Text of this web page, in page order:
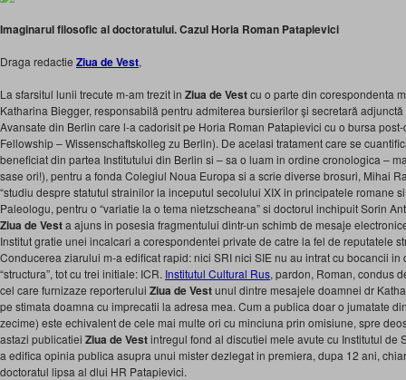
Imaginarul filosofic al doctoratului. Cazul Horia Roman Patapievici
Draga redactie Ziua de Vest,
La sfarsitul lunii trecute m-am trezit in Ziua de Vestcu o parte din corespondenta
Katharina Biegger, responsabilă pentru admiterea bursierilor şi secretară
Avansate din Berlin care l-a cadorisit pe Horia Roman Patapievici cu o bursa
Fellowship – Wissenschaftskolleg zu Berlin). De acelasi tratament care se
beneficiat din partea Institutului din Berlin si – sa o luam in ordine cronologica –
sase ori!), pentru a fonda Colegiul Noua Europa si a scrie diverse brosuri, Mihai
“studiu despre statutul strainilor la inceputul secolului XIX in principatele romane
Paleologu, pentru o “variatie la o tema nietzscheana” si doctorul inchipuit Sorin
Ziua de Vesta ajuns in posesia fragmentului dintr-un schimb de mesaje
Institut gratie unei incalcari a corespondentei private de catre la fel de reputatele
Conducerea ziarului m-a edificat rapid: nici SRI nici SIE nu au intrat cu bocancii in
“structura”, tot cu trei initiale: ICR. Institutul Cultural Rus, pardon, Roman, condus
cel care furnizaze reporterului Ziua de Vestunul dintre mesajele doamnei dr
pe stimata doamna cu imprecatii la adresa mea. Cum a publica doar o jumatate
zecime) este echivalent de cele mai multe ori cu minciuna prin omisiune, spre
astazi publicatiei Ziua de Vestintregul fond al discutiei mele avute cu Institutul de
a edifica opinia publica asupra unui mister dezlegat in premiera, dupa 12 ani,
doctoratul lipsa al dlui HR Patapievici.